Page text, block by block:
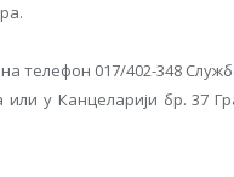
телефон 017/402-348
у Канцеларији бр. 37